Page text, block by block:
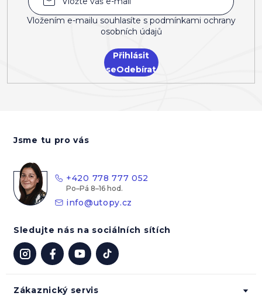
Vložením e-mailu souhlasíte s podmínkami ochrany
osobních údajů
Přihlásit
se
Zákaznický servis
Jsme tu pro vás
+420 778 777 052
info@utopy.cz
Sledujte nás na sociálních sítích